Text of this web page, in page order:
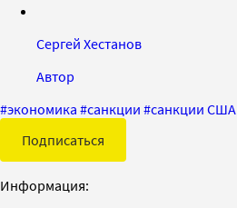
Сергей Хестанов
Автор
#экономика #санкции #санкции США
Подписаться
Информация: